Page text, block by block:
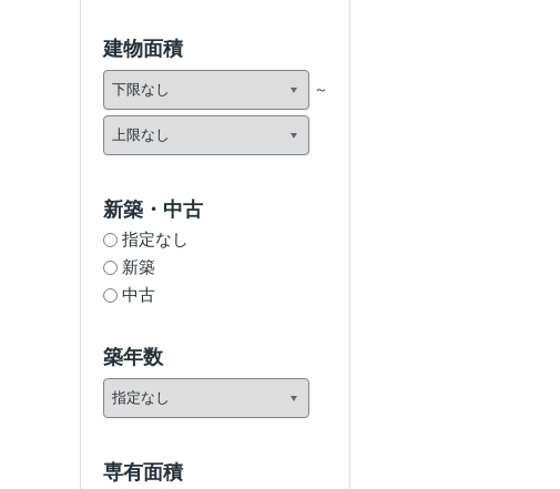
建物面積
新築・中古
指定なし
新築
中古
築年数
専有面積